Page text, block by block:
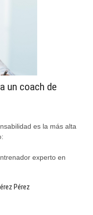
un coach de
es la más alta
experto en
Pérez